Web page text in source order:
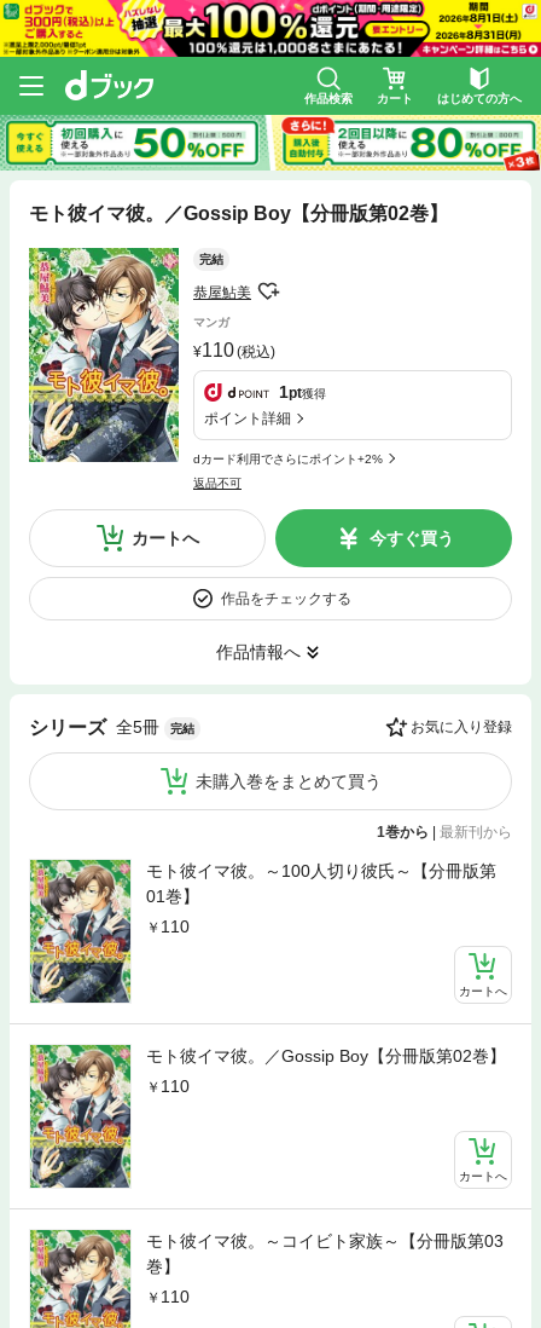
作品検索 カート はじめての方へ
モト彼イマ彼。／Gossip Boy【分冊版第02巻】
完結
恭屋鮎美
マンガ
110(税込)
1pt獲得
ポイント詳細
dカード利用でさらにポイント+2%
返品不可
カートへ 今すぐ買う
作品をチェックする
作品情報へ
シリーズ 全5冊 完結 お気に入り登録
未購入巻をまとめて買う
1巻から 最新刊から
モト彼イマ彼。～100人切り彼氏～【分冊版第
01巻】
110
カートへ
モト彼イマ彼。／Gossip Boy【分冊版第02巻】
110
カートへ
モト彼イマ彼。～コイビト家族～【分冊版第03
巻】
110